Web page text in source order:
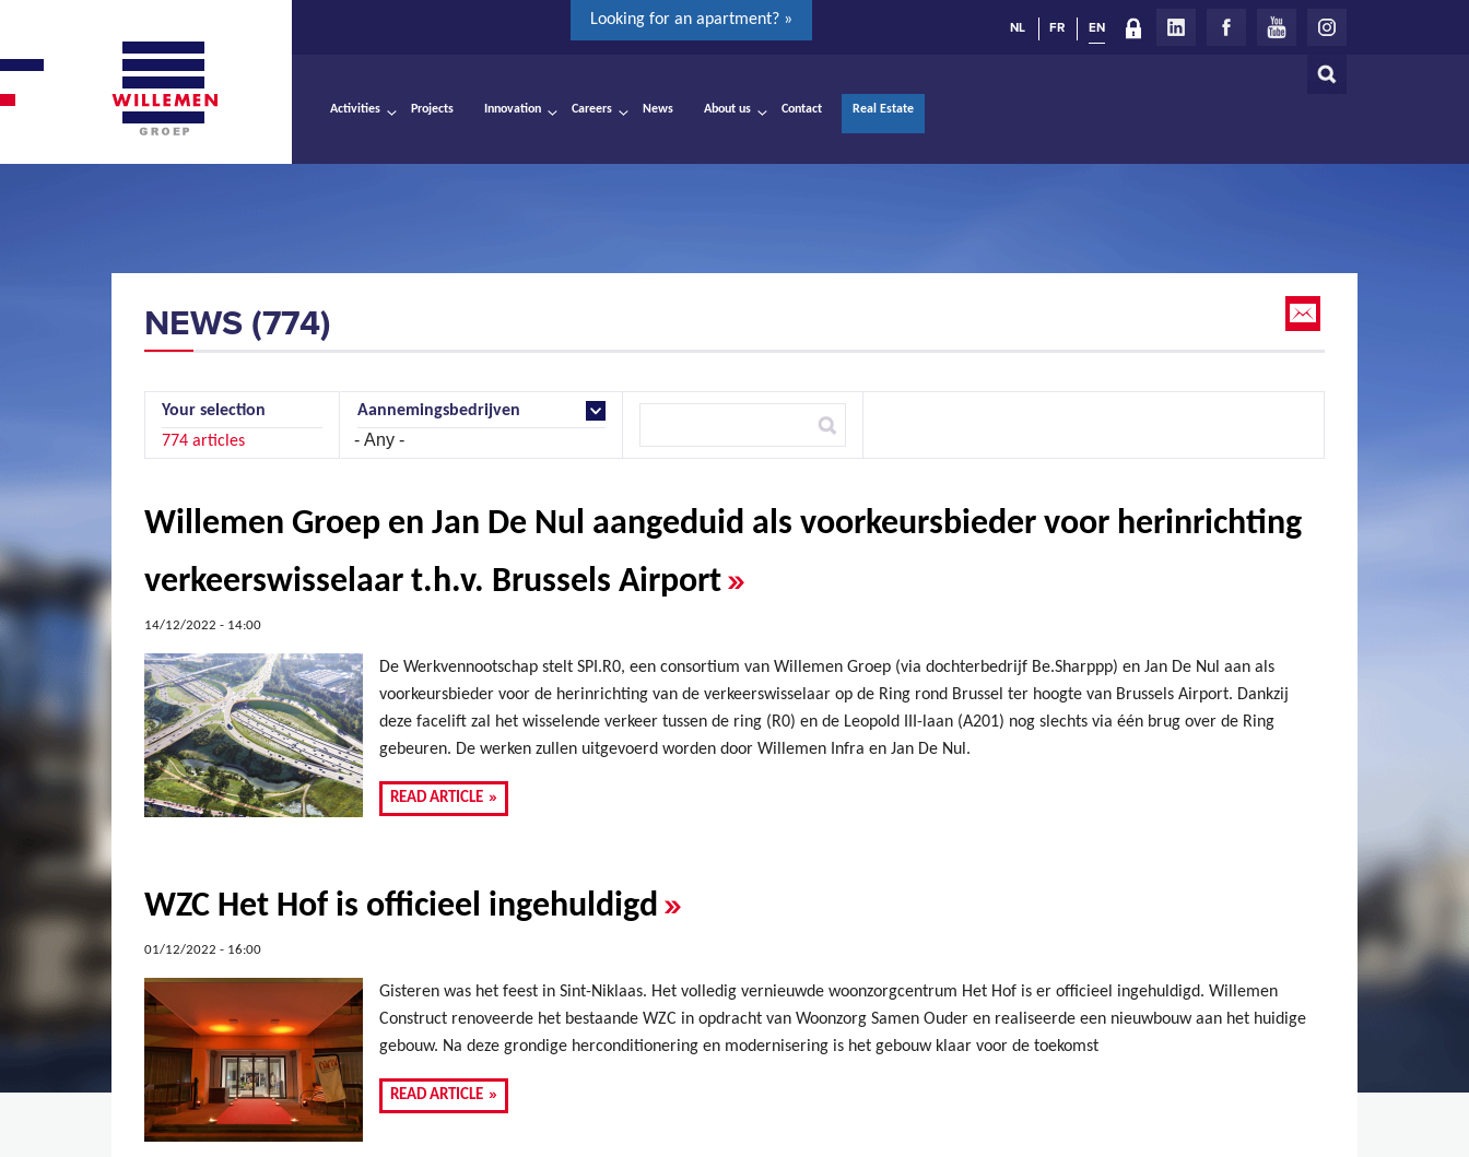
Looking for an apartment? »
Search
NL FR EN
Activities Projects Innovation Careers News About us Contact Real Estate
NEWS (774)
Aannemingsbedrijven
Your selection
774 articles
Willemen Groep en Jan De Nul aangeduid als voorkeursbieder voor herinrichting
verkeerswisselaar t.h.v. Brussels Airport»
14/12/2022 - 14:00
De Werkvennootschap stelt SPI.R0, een consortium van Willemen Groep (via dochterbedrijf Be.Sharppp) en Jan De Nul aan als
voorkeursbieder voor de herinrichting van de verkeerswisselaar op de Ring rond Brussel ter hoogte van Brussels Airport. Dankzij
deze facelift zal het wisselende verkeer tussen de ring (R0) en de Leopold III-laan (A201) nog slechts via één brug over de Ring
gebeuren. De werken zullen uitgevoerd worden door Willemen Infra en Jan De Nul.
READ ARTICLE »
WZC Het Hof is officieel ingehuldigd »
01/12/2022 - 16:00
Gisteren was het feest in Sint-Niklaas. Het volledig vernieuwde woonzorgcentrum Het Hof is er officieel ingehuldigd. Willemen
Construct renoveerde het bestaande WZC in opdracht van Woonzorg Samen Ouder en realiseerde een nieuwbouw aan het huidige
gebouw. Na deze grondige herconditionering en modernisering is het gebouw klaar voor de toekomst
READ ARTICLE »
Pages